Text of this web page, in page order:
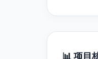
📊 项目